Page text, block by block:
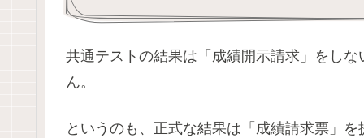
共通テストの結果は「成績開示請求」をし
ん。
というのも、正式な結果は「成績請求票」